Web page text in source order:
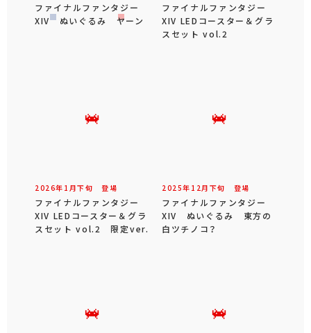
ファイナルファンタジー
XIV ぬいぐるみ ヤーン
ファイナルファンタジー
XIV LEDコースター＆グラ
スセット vol.2
2026年 1 月下旬 登場
ファイナルファンタジー
XIV LEDコースター＆グラ
スセット vol.2 限定ver.
2025年 12 月 下旬 登場
ファイナルファンタジー
XIV ぬいぐるみ 東方の
白ツチノコ？